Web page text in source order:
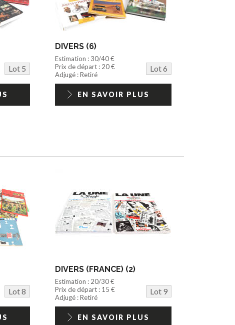
Lot 5
DIVERS (6)
Estimation : 30/40 €
Prix de départ : 20 €
Lot 6
Adjugé : Retiré
EN SAVOIR PLUS
Lot 8
DIVERS (FRANCE) (2)
Estimation : 20/30 €
Prix de départ : 15 €
Lot 9
Adjugé : Retiré
EN SAVOIR PLUS